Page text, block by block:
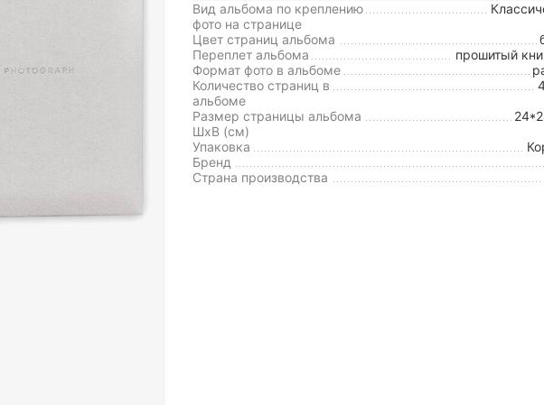
Вид альбома по креплению
фото на странице
Цвет страниц альбома
Переплет альбома
прошитый
Формат фото в альбоме
Количество страниц в
альбоме
Размер страницы альбома
ШxВ (см)
Упаковка
Бренд
Страна производства